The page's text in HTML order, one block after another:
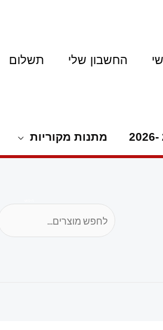
החשבון שלי תשלום
מתנות מקוריות